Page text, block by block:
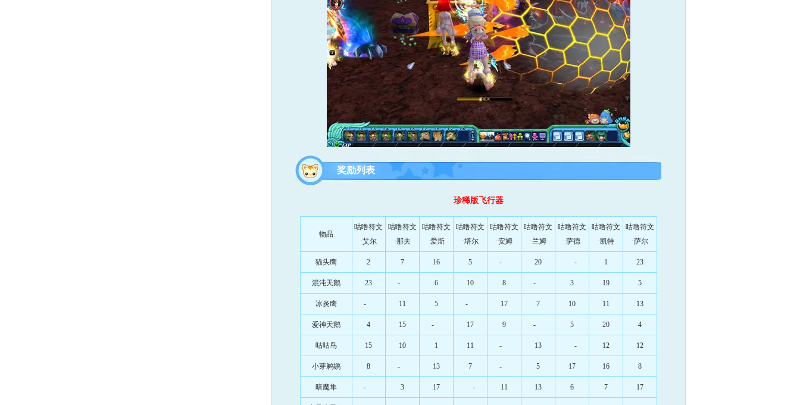
奖励列表
珍稀版飞行器
物品
咕噜符文
·艾尔
咕噜符文
·那夫
咕噜符文
·爱斯
咕噜符文
·塔尔
咕噜符文
·安姆
咕噜符文
·兰姆
咕噜符文
·萨德
咕噜符文
·凯特
咕噜符文
·萨尔
猫头鹰 2 7 16 5 - 20 - 1 23
混沌天鹅 23 - 6 10 8 - 3 19 5
冰炎鹰 - 11 5 - 17 7 10 11 13
爱神天鹅 4 15 - 17 9 - 5 20 4
咕咕鸟 15 10 1 11 - 13 - 12 12
小芽鹈鹕 8 - 13 7 - 5 17 16 8
暗魔隼 - 3 17 - 11 13 6 7 17